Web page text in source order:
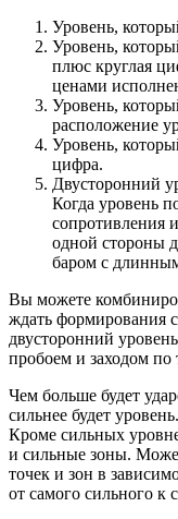
Уровень,
Уровень,
плюс круглая
ценами
Уровень,
расположение
Уровень,
цифра.
Двусторонний
Когда уровень
сопротивления
одной стороны
баром с
Вы можете
ждать формирования
двусторонний
пробоем и заходом по
Чем больше будет
сильнее будет уровень.
Кроме сильных
и сильные зоны.
точек и зон в
от самого сильного к